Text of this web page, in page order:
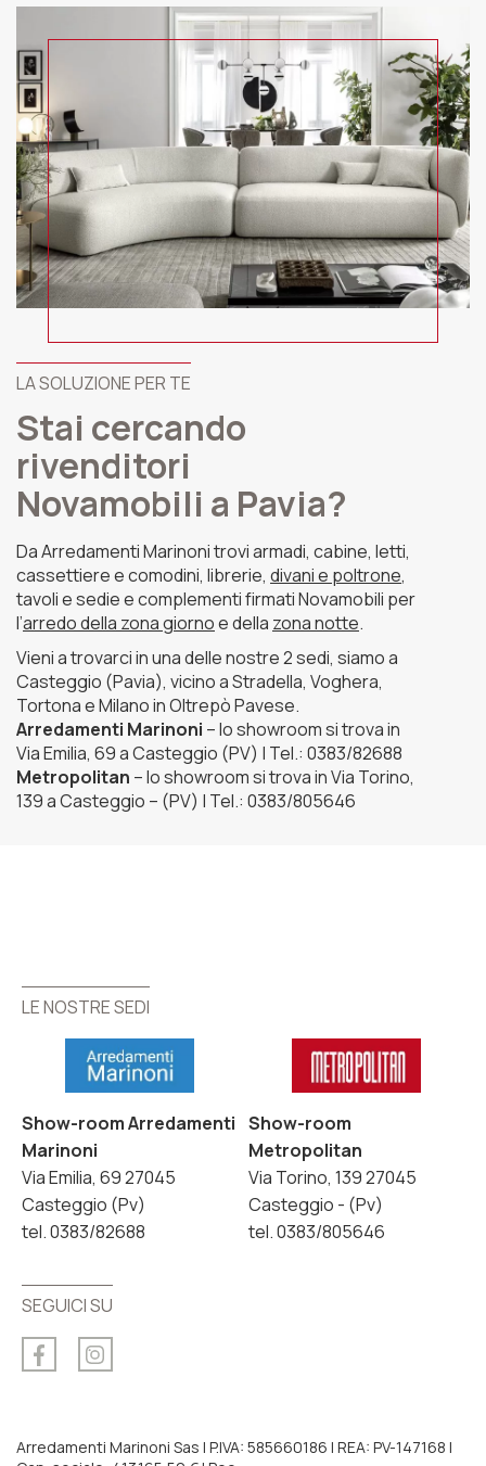
LA SOLUZIONE PER TE
Stai cercando
rivenditori
Novamobili a Pavia?
Da Arredamenti Marinoni trovi armadi, cabine, letti,
cassettiere e comodini, librerie, divani e poltrone,
tavoli e sedie e complementi firmati Novamobili per
l’arredo della zona giornoe della zona notte.
Vieni a trovarci in una delle nostre 2 sedi, siamo a
Casteggio (Pavia), vicino a Stradella, Voghera,
Tortona e Milano in Oltrepò Pavese.
Arredamenti Marinoni – lo showroom si trova in
Via Emilia, 69 a Casteggio (PV) | Tel.: 0383/82688
Metropolitan – lo showroom si trova in Via Torino,
139 a Casteggio – (PV) | Tel.: 0383/805646
LE NOSTRE SEDI
Show-room Arredamenti
Marinoni
Via Emilia, 69 27045
Casteggio (Pv)
tel. 0383/82688
Show-room
Metropolitan
Via Torino, 139 27045
Casteggio - (Pv)
tel. 0383/805646
SEGUICI SU
Arredamenti Marinoni Sas | P.IVA: 585660186 | REA: PV-147168 |